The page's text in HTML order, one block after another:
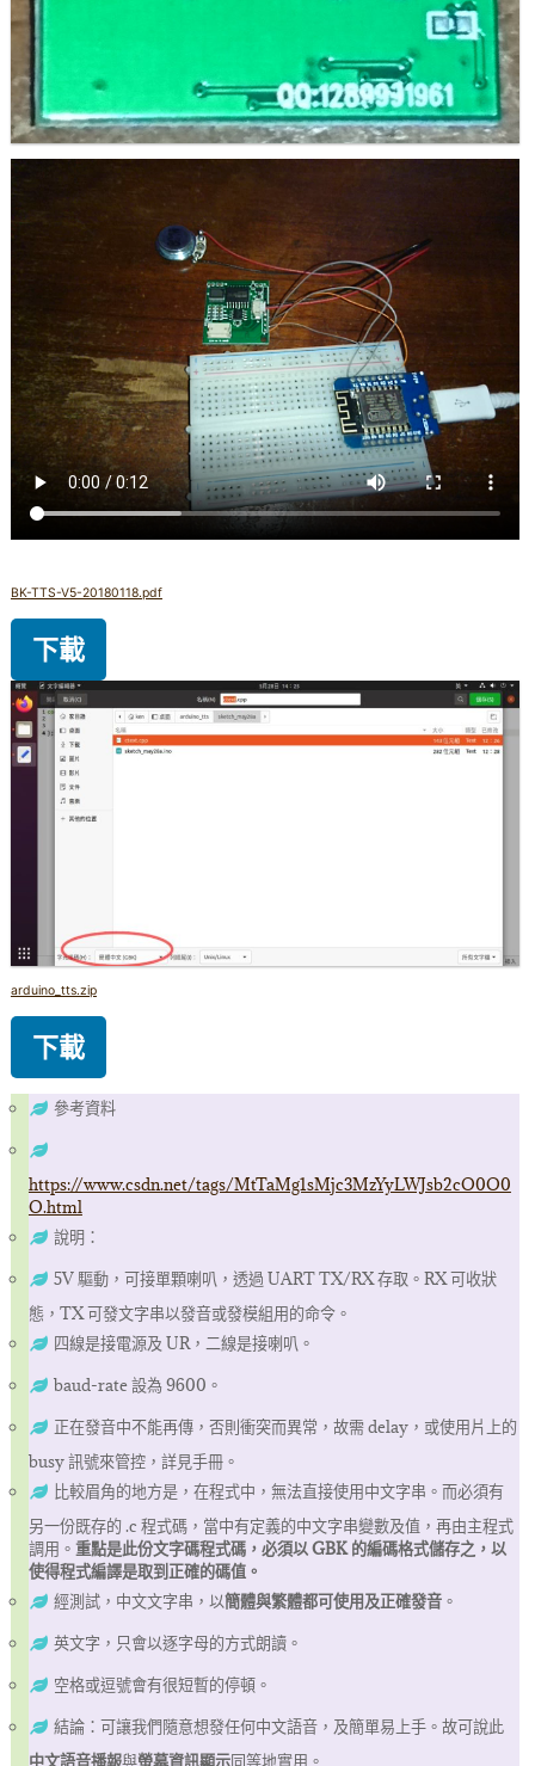
BK-TTS-V5-20180118.pdf
下載
arduino_tts.zip
下載
參考資料
https://www.csdn.net/tags/MtTaMg1sMjc3MzYyLWJsb2cO0O0
O.html
說明：
5V 驅動，可接單顆喇叭，透過 UART TX/RX 存取。RX 可收狀
態，TX 可發文字串以發音或發模組用的命令。
四線是接電源及 UR，二線是接喇叭。
baud-rate 設為 9600。
正在發音中不能再傳，否則衝突而異常，故需 delay，或使用片上的
busy 訊號來管控，詳見手冊。
比較眉角的地方是，在程式中，無法直接使用中文字串。而必須有
另一份既存的 .c 程式碼，當中有定義的中文字串變數及值，再由主程式
調用。 重點是此份文字碼程式碼，必須以 GBK 的編碼格式儲存之，以
使得程式編譯是取到正確的碼值。
經測試，中文文字串，以簡體與繁體都可使用及正確發音。
英文字，只會以逐字母的方式朗讀。
空格或逗號會有很短暫的停頓。
結論：可讓我們隨意想發任何中文語音，及簡單易上手。故可說此
中文語音播報與螢幕資訊顯示同等地實用。